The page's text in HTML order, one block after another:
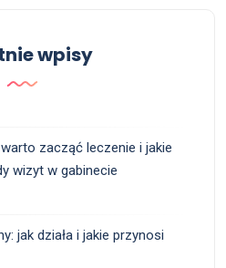
wpisy
zacząć leczenie i jakie
wizyt w gabinecie
jak działa i jakie przynosi